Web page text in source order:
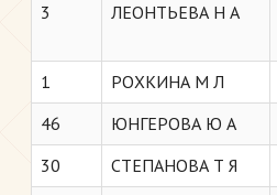
3
ЛЕОНТЬЕВА Н А
1 РОХКИНА М Л
46
ЮНГЕРОВА Ю А
30
СТЕПАНОВА Т Я